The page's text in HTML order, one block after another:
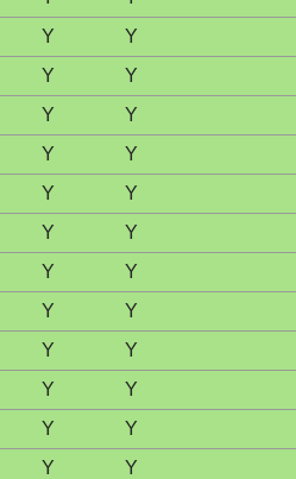
Y
Y
Y
Y
Y
Y
Y
Y
Y
Y
Y
Y
Y
Y
Y
Y
Y
Y
Y
Y
Y
Y
Y
Y